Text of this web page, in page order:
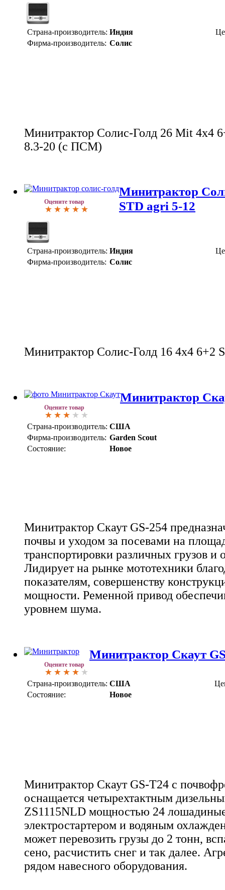
Страна-производитель: Индия
Фирма-производитель: Солис
Минитрактор Солис-Голд 26 Mit 4x4
8.3-20 (с ПСМ)
Оцените товар
Минитрактор
STD agri 5-12
Страна-производитель: Индия
Фирма-производитель: Солис
Минитрактор Солис-Голд 16 4x4 6+2
Оцените товар
Минитрактор
Страна-производитель: США
Фирма-производитель: Garden Scout
Состояние:
Новое
Минитрактор Скаут GS-254
почвы и уходом за посевами на
транспортировки различных грузов и
Лидирует на рынке мототехники
показателям, совершенству
мощности. Ременной привод
уровнем шума.
Оцените товар
Минитрактор Скаут
Страна-производитель: США
Состояние:
Новое
Минитрактор Скаут GS-T24 с
оснащается четырехтактным
ZS1115NLD мощностью 24
электростартером и водяным
может перевозить грузы до 2 тонн,
сено, расчистить снег и так далее.
рядом навесного оборудования.